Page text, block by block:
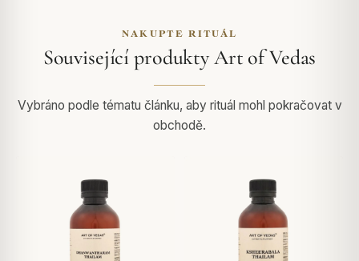
NAKUPTE RITUÁL
Související produkty Art of Vedas
Vybráno podle tématu článku, aby rituál mohl pokračovat v
obchodě.